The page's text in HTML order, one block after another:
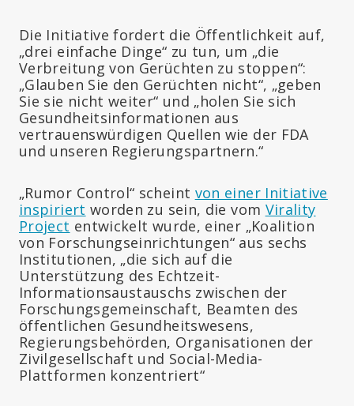
Die Initiative fordert die Öffentlichkeit auf,
„drei einfache Dinge“ zu tun, um „die
Verbreitung von Gerüchten zu stoppen“:
„Glauben Sie den Gerüchten nicht“, „geben
Sie sie nicht weiter“ und „holen Sie sich
Gesundheitsinformationen aus
vertrauenswürdigen Quellen wie der FDA
und unseren Regierungspartnern.“
„Rumor Control“ scheint von einer Initiative
inspiriert worden zu sein, die vom Virality
Project entwickelt wurde, einer „Koalition
von Forschungseinrichtungen“ aus sechs
Institutionen, „die sich auf die
Unterstützung des Echtzeit-
Informationsaustauschs zwischen der
Forschungsgemeinschaft, Beamten des
öffentlichen Gesundheitswesens,
Regierungsbehörden, Organisationen der
Zivilgesellschaft und Social-Media-
Plattformen konzentriert“